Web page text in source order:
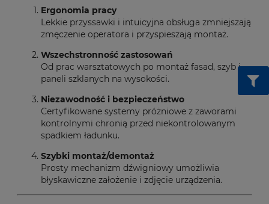
Ergonomia pracy
Lekkie przyssawki i intuicyjna obsługa zmniejszają
zmęczenie operatora i przyspieszają montaż.
Wszechstronność zastosowań
Od prac warsztatowych po montaż fasad, szyb i
paneli szklanych na wysokości.
Niezawodność i bezpieczeństwo
Certyfikowane systemy próżniowe z zaworami
kontrolnymi chronią przed niekontrolowanym
spadkiem ładunku.
Szybki montaż/demontaż
Prosty mechanizm dźwigniowy umożliwia
błyskawiczne założenie i zdjęcie urządzenia.